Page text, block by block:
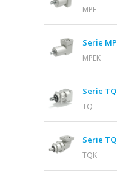
MPE
Serie
MPEK
Serie TQ
TQ
Serie
TQK